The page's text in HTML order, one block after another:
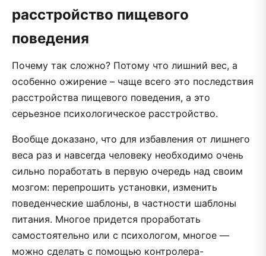
расстройство пищевого
поведения
Почему так сложно? Потому что лишний вес, а
особенно ожирение – чаще всего это последствия
расстройства пищевого поведения, а это
серьезное психологическое расстройство.
Вообще доказано, что для избавления от лишнего
веса раз и навсегда человеку необходимо очень
сильно поработать в первую очередь над своим
мозгом: перепрошить установки, изменить
поведенческие шаблоны, в частности шаблоны
питания. Многое придется проработать
самостоятельно или с психологом, многое —
можно сделать с помощью контролера-